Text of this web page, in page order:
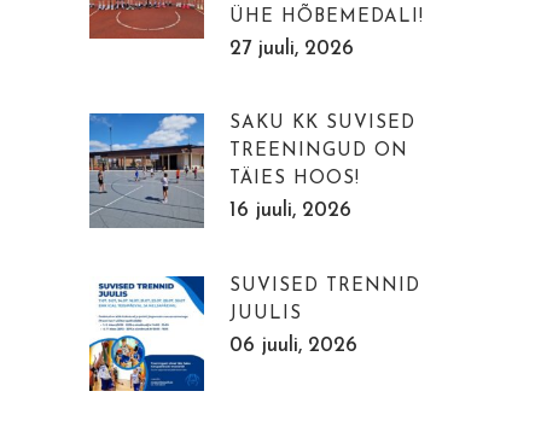
ÜHE HÕBEMEDALI!
27 juuli, 2026
SAKU KK SUVISED
TREENINGUD ON
TÄIES HOOS!
16 juuli, 2026
SUVISED TRENNID
JUULIS
06 juuli, 2026